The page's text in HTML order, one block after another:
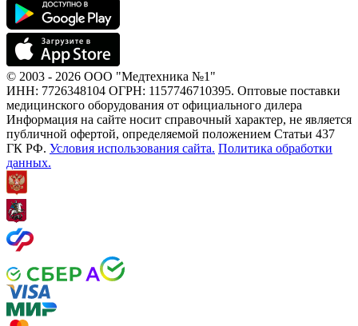
© 2003 - 2026 ООО "Медтехника №1"
ИНН: 7726348104 ОГРН: 1157746710395. Оптовые поставки
медицинского оборудования от официального дилера
Информация на сайте носит справочный характер, не является
публичной офертой, определяемой положением Статьи 437
ГК РФ. Условия использования сайта. Политика обработки
данных.